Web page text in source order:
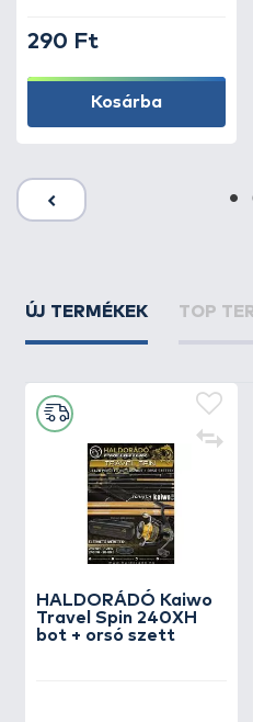
290 Ft
Kosárba
ÚJ TERMÉKEK TOP
HALDORÁDÓ Kaiwo
Travel Spin 240XH
bot + orsó szett